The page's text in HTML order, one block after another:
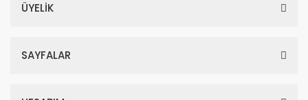
ÜYELİK
SAYFALAR